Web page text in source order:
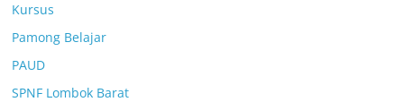
Kursus
Pamong Belajar
PAUD
SPNF Lombok Barat